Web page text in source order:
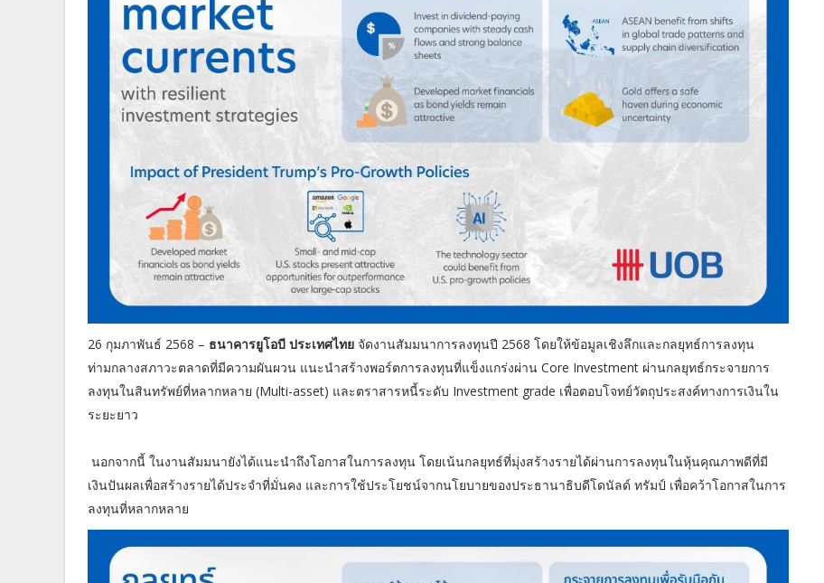
26 กุมภาพันธ์ 2568 – ธนาคารยูโอบี ประเทศไทย จัดงานสัมมนาการลงทุนปี 2568 โดยให้ข้อมูลเชิงลึกและกลยุทธ์การลงทุน
ท่ามกลางสภาวะตลาดที่มีความผันผวน แนะนำสร้างพอร์ตการลงทุนที่แข็งแกร่งผ่าน Core Investment ผ่านกลยุทธ์กระจายการ
ลงทุนในสินทรัพย์ที่หลากหลาย (Multi-asset) และตราสารหนี้ระดับ Investment grade เพื่อตอบโจทย์วัตถุประสงค์ทางการเงินใน
ระยะยาว
นอกจากนี้ ในงานสัมมนายังได้แนะนำถึงโอกาสในการลงทุน โดยเน้นกลยุทธ์ที่มุ่งสร้างรายได้ผ่านการลงทุนในหุ้นคุณภาพดีที่มี
เงินปันผลเพื่อสร้างรายได้ประจำที่มั่นคง และการใช้ประโยชน์จากนโยบายของประธานาธิบดีโดนัลด์ ทรัมป์ เพื่อคว้าโอกาสในการ
ลงทุนที่หลากหลาย